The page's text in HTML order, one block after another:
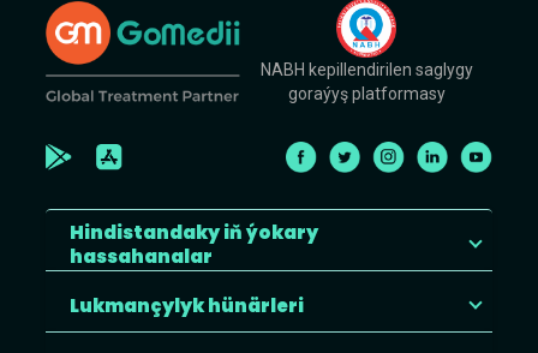
NABH kepillendirilen saglygy
goraýyş platformasy
Hindistandaky iň ýokary
hassahanalar
Lukmançylyk hünärleri